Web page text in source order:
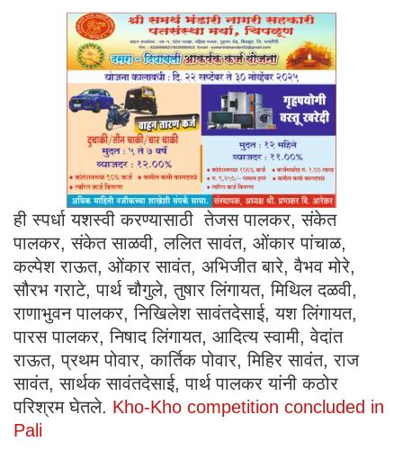
ही स्पर्धा यशस्वी करण्यासाठी तेजस पालकर, संकेत
पालकर, संकेत साळवी, ललित सावंत, ओंकार पांचाळ,
कल्पेश राऊत, ओंकार सावंत, अभिजीत बारे, वैभव मोरे,
सौरभ गराटे, पार्थ चौगुले, तुषार लिंगायत, मिथिल दळवी,
राणाभुवन पालकर, निखिलेश सावंतदेसाई, यश लिंगायत,
पारस पालकर, निषाद लिंगायत, आदित्य स्वामी, वेदांत
राऊत, प्रथम पोवार, कार्तिक पोवार, मिहिर सावंत, राज
सावंत, सार्थक सावंतदेसाई, पार्थ पालकर यांनी कठोर
परिश्रम घेतले. Kho-Kho competition concluded in
Pali